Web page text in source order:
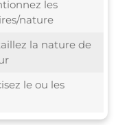
les
nature
la nature de
le ou les